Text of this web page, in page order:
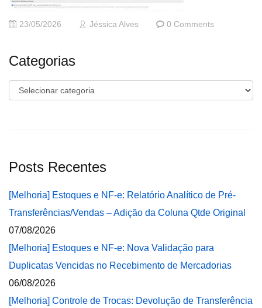
23/05/2026 Jéssica Alves 0 Comments
Categorias
Categorias
Posts Recentes
[Melhoria] Estoques e NF-e: Relatório Analítico de Pré-
Transferências/Vendas – Adição da Coluna Qtde Original
07/08/2026
[Melhoria] Estoques e NF-e: Nova Validação para
Duplicatas Vencidas no Recebimento de Mercadorias
06/08/2026
[Melhoria] Controle de Trocas: Devolução de Transferência